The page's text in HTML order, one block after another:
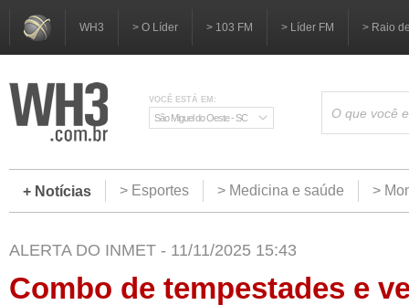
WH3 > O Líder > 103 FM > Líder FM > Raio
VOCÊ ESTÁ EM:
São Miguel do Oeste - SC
+ Notícias > Esportes > Medicina e saúde >
ALERTA DO INMET - 11/11/2025 15:43
Combo de tempestades e